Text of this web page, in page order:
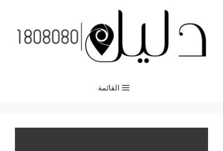
المحتوى
القائمة